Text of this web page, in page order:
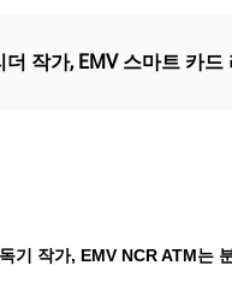
더 작가, EMV 스마트 카드
기 작가, EMV NCR ATM는